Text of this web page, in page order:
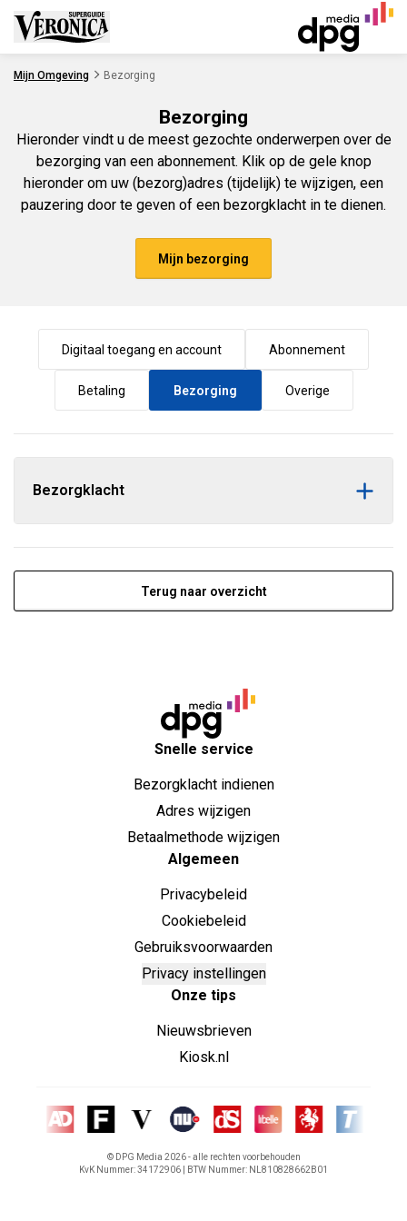
Ga naar de inhoud
Mijn Omgeving Bezorging
Bezorging
Hieronder vindt u de meest gezochte onderwerpen over de
bezorging van een abonnement. Klik op de gele knop
hieronder om uw (bezorg)adres (tijdelijk) te wijzigen, een
pauzering door te geven of een bezorgklacht in te dienen.
Mijn bezorging
Digitaal toegang en account Abonnement
Betaling Bezorging Overige
Bezorgklacht
Terug naar overzicht
Snelle service
Bezorgklacht indienen
Adres wijzigen
Betaalmethode wijzigen
Algemeen
Privacybeleid
Cookiebeleid
Gebruiksvoorwaarden
Privacy instellingen
Onze tips
Nieuwsbrieven
Kiosk.nl
© DPG Media 2026- alle rechten voorbehouden
KvK Nummer: 34172906 | BTW Nummer: NL810828662B01